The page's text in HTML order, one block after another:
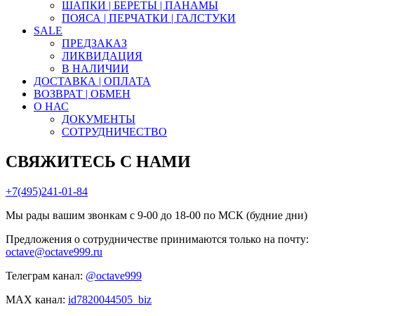
ШАПКИ | БЕРЕТЫ | ПАНАМЫ
ПОЯСА | ПЕРЧАТКИ | ГАЛСТУКИ
SALE
ПРЕДЗАКАЗ
ЛИКВИДАЦИЯ
В НАЛИЧИИ
ДОСТАВКА | ОПЛАТА
ВОЗВРАТ | ОБМЕН
О НАС
ДОКУМЕНТЫ
СОТРУДНИЧЕСТВО
СВЯЖИТЕСЬ С НАМИ
+7(495)241-01-84
Мы рады вашим звонкам с 9-00 до 18-00 по МСК (будние дни)
Предложения о сотрудничестве принимаются только на почту:
octave@octave999.ru
Телеграм канал: @octave999
MAX канал: id7820044505_biz